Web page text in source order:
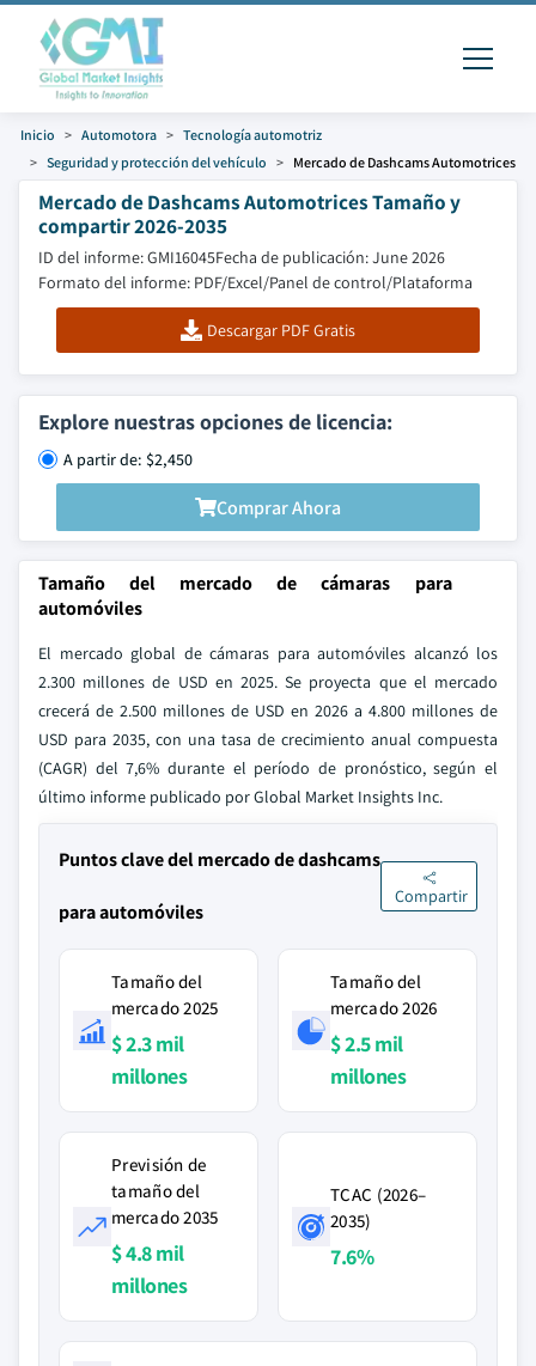
Inicio Automotora
Tecnología automotriz
Seguridad y protección del vehículo
Mercado de Dashcams Automotrices
Mercado de Dashcams Automotrices Tamaño y
compartir 2026-2035
ID del informe: GMI16045Fecha de publicación: June 2026
Formato del informe: PDF/Excel/Panel de control/Plataforma
Descargar PDF Gratis
Explore nuestras opciones de licencia:
A partir de: $2,450
Comprar Ahora
Tamaño del mercado de cámaras para
automóviles
El mercado global de cámaras para automóviles alcanzó los
2.300 millones de USD en 2025. Se proyecta que el mercado
crecerá de 2.500 millones de USD en 2026 a 4.800 millones de
USD para 2035, con una tasa de crecimiento anual compuesta
(CAGR) del 7,6% durante el período de pronóstico, según el
último informe publicado por Global Market Insights Inc.
Puntos clave del mercado de dashcams
para automóviles
Compartir
Tamaño del
mercado 2025
$ 2.3 mil
millones
Tamaño del
mercado 2026
$ 2.5 mil
millones
Previsión de
tamaño del
mercado 2035
$ 4.8 mil
millones
TCAC (2026–
2035)
7.6%